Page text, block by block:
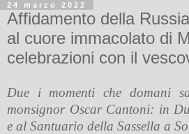
24 marzo 2022
Affidamento della
al cuore immacolato di
celebrazioni con il
Due i momenti che domani
monsignor Oscar Cantoni: in
e al Santuario della Sassella a